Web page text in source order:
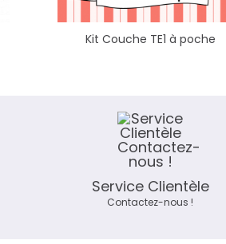
Kit Couche TE1 à poche
Service Clientèle